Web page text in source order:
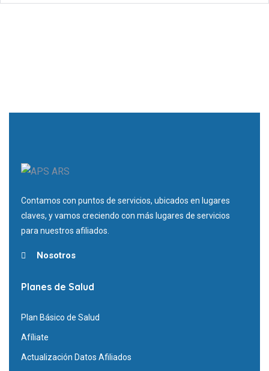
Contamos con puntos de servicios, ubicados en lugares
claves, y vamos creciendo con más lugares de servicios
para nuestros afiliados.
Nosotros
Planes de Salud
Plan Básico de Salud
Afíliate
Actualización Datos Afiliados